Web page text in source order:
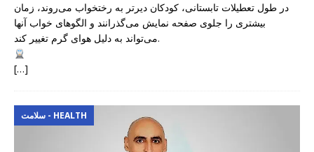
در طول تعطیلات تابستانی، کودکان دیرتر به رختخواب می‌روند، زمان
بیشتری را جلوی صفحه نمایش می‌گذرانند و الگوهای خواب آنها
می‌تواند به دلیل هوای گرم تغییر کند.
[…]
سلامت - HEALTH